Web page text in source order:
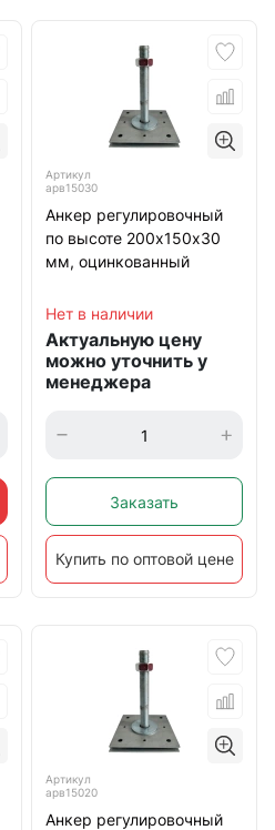
Артикул
арв15030
Анкер регулировочный
по высоте 200х150х30
мм, оцинкованный
Нет в наличии
Актуальную цену
можно уточнить у
менеджера
Заказать
Купить по оптовой цене
Артикул
арв15020
Анкер регулировочный